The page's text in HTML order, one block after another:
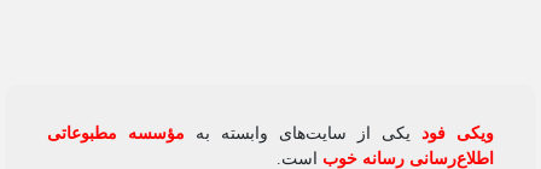
ویکی‌ فودیکی از سایت‌های وابسته به
مؤسسه مطبوعاتی
اطلاع‌رسانی رسانه خوباست.